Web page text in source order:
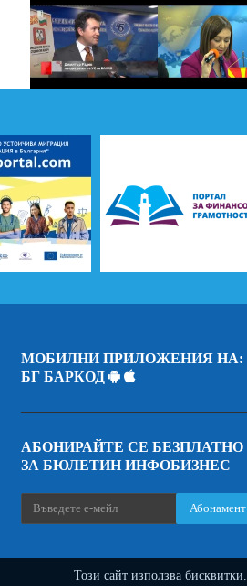
Този сайт използва бисквитки.
МОБИЛНИ ПРИЛОЖЕНИЯ НА:
БГ БАРКОД
АБОНИРАЙТЕ СЕ БЕЗПЛАТНО
ЗА БЮЛЕТИН ИНФОБИЗНЕС
Абонамент